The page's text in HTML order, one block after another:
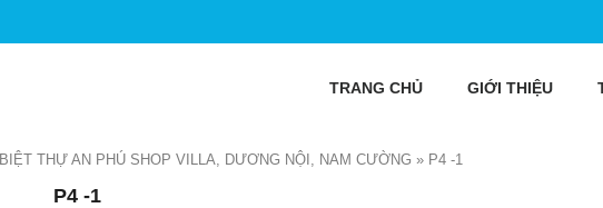
TRANG CHỦ GIỚI THIỆU
BIỆT THỰ AN PHÚ SHOP VILLA, DƯƠNG NỘI, NAM CƯỜNG » P4 -1
P4 -1